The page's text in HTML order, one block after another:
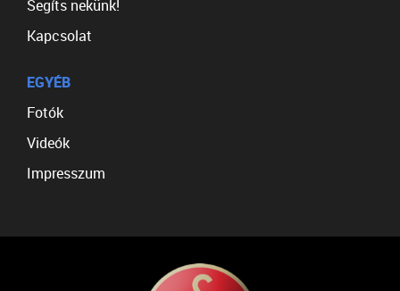
Segíts nekünk!
Kapcsolat
EGYÉB
Fotók
Videók
Impresszum